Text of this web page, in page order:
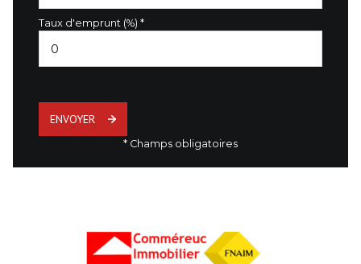
Taux d'emprunt (%) *
ENVOYER
* Champs obligatoires